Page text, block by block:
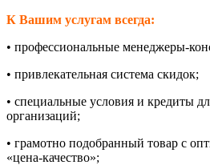
К Вашим услугам всегда:
• профессиональные менеджеры-
• привлекательная система скидок;
• специальные условия и кредиты
организаций;
• грамотно подобранный товар с
«цена-качество»;